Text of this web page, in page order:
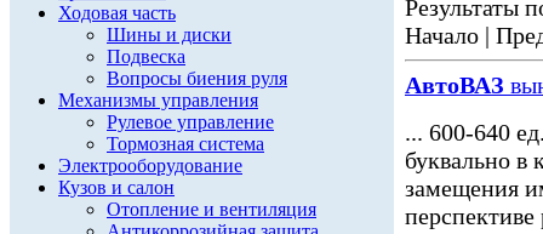
Ходовая часть
Шины и диски
Подвеска
Вопросы биения руля
Механизмы управления
Рулевое управление
Тормозная система
Электрооборудование
Кузов и салон
Отопление и вентиляция
Результаты
Начало |
АвтоВАЗ
... 600-640
буквально в
замещения
перспективе